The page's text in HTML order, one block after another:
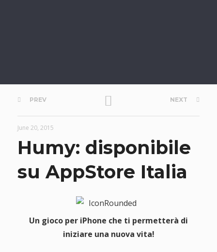
P
o
s
t
PREV NEXT
June 20, 2015
Humy: disponibile
su AppStore Italia
Un gioco per iPhone che ti permetterà di
iniziare una nuova vita!